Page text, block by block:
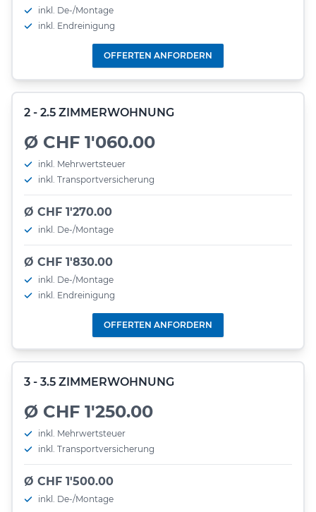
inkl. De-/Montage
inkl. Endreinigung
OFFERTEN ANFORDERN
2 - 2.5 ZIMMERWOHNUNG
Ø CHF 1'060.00
inkl. Mehrwertsteuer
inkl. Transportversicherung
Ø CHF 1'270.00
inkl. De-/Montage
Ø CHF 1'830.00
inkl. De-/Montage
inkl. Endreinigung
OFFERTEN ANFORDERN
3 - 3.5 ZIMMERWOHNUNG
Ø CHF 1'250.00
inkl. Mehrwertsteuer
inkl. Transportversicherung
Ø CHF 1'500.00
inkl. De-/Montage